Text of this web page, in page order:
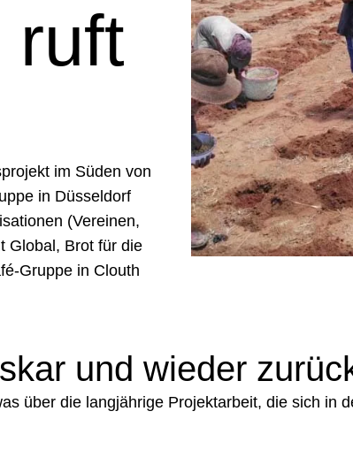
ruft
im Süden von
in Düsseldorf
(Vereinen,
Global, Brot für die
Gruppe in Clouth
und wieder
über die langjährige Projektarbeit, die sich in